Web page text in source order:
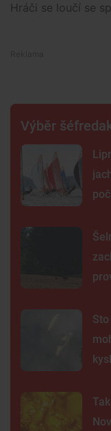
Hráči se loučí se
Výběr